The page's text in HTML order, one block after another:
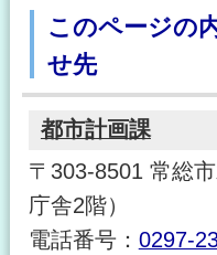
このページの
せ先
都市計画課
〒303-8501 常総
庁舎2階）
電話番号： 0297-